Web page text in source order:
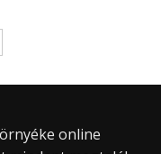
online